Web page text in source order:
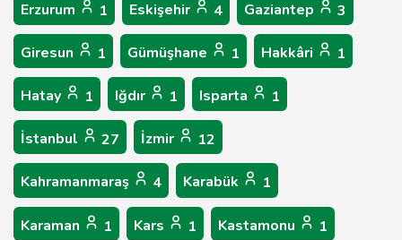
Erzurum 1 Eskişehir 4 Gaziantep 3
Giresun 1 Gümüşhane 1 Hakkâri 1
Hatay 1 Iğdır 1 Isparta 1
İstanbul 27 İzmir 12
Kahramanmaraş 4 Karabük 1
Karaman 1 Kars 1 Kastamonu 1